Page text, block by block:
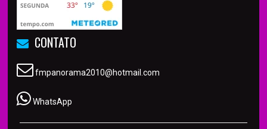
CONTATO
fmpanorama2010@hotmail.com
WhatsApp